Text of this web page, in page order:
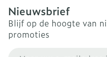
Nieuwsbrief
Blijf op de hoogte van
promoties